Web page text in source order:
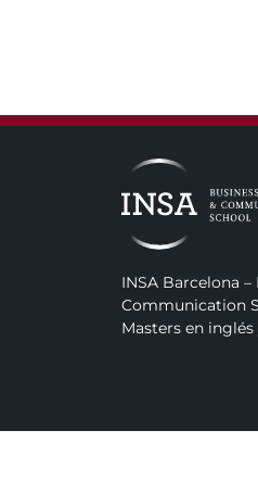
INSA Barcelona
Communication
Masters en inglés